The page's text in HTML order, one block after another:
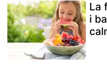
La
i